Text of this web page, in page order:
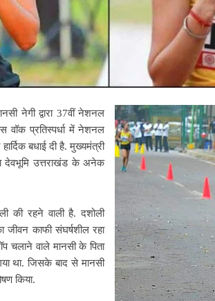
नेगी द्वारा 37वीं नेशनल
वॉक प्रतिस्पर्धा में नेशनल
बधाई दी है. मुख्यमंत्री
देवभूमि उत्तराखंड के अनेक
की रहने वाली है. दशोली
जीवन काफी संघर्षशील रहा
चलाने वाले मानसी के पिता
था. जिसके बाद से मानसी
किया.